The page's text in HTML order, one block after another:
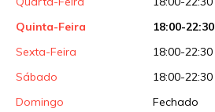
Quinta-Feira
18:00-22:30
Sexta-Feira
18:00-22:30
Sábado
18:00-22:30
Domingo
Fechado